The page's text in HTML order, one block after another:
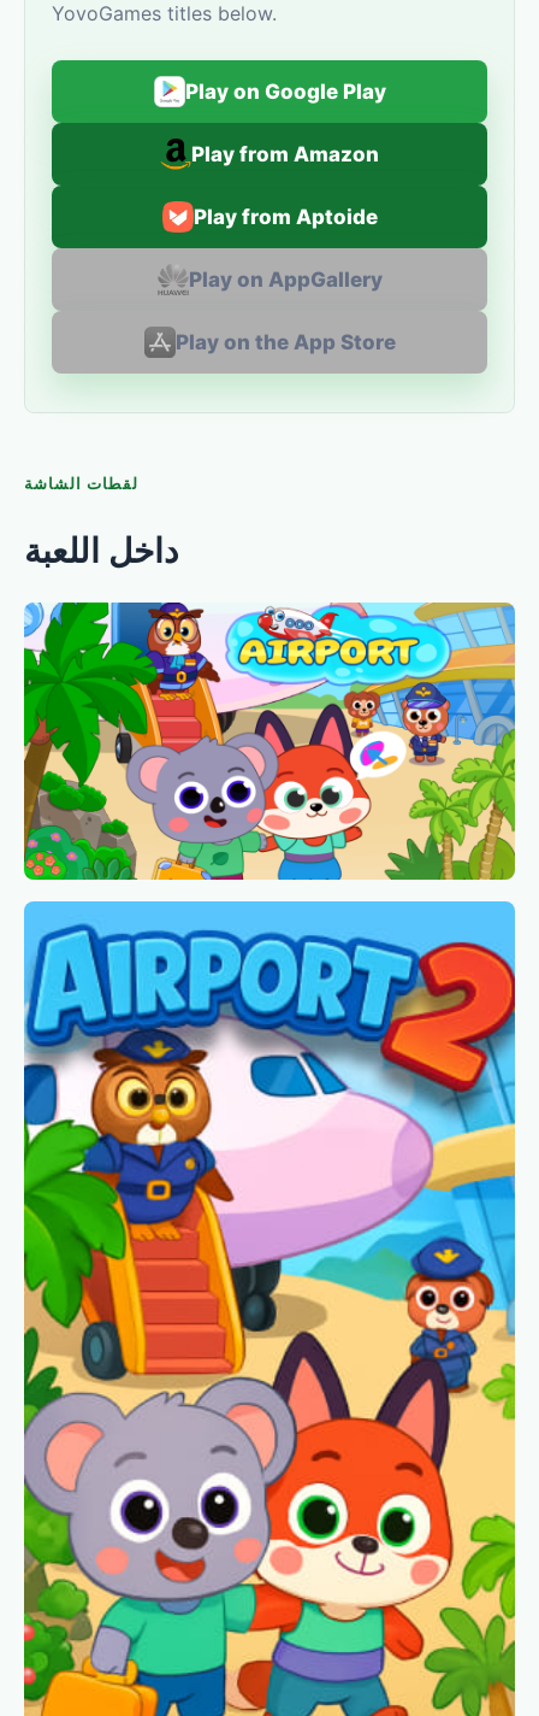
YovoGames titles below.
Play on Google Play
Play from Amazon
Play from Aptoide
Play on AppGallery
Play on the App Store
لقطات الشاشة
داخل اللعبة